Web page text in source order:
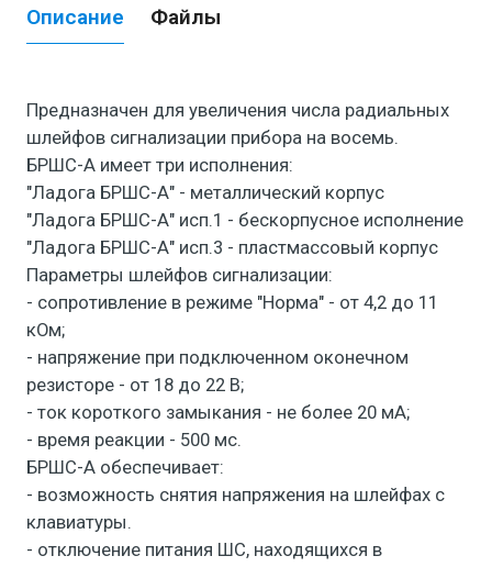
Описание Файлы
Предназначен для увеличения числа радиальных
шлейфов сигнализации прибора на восемь.
БРШС-А имеет три исполнения:
"Ладога БРШС-А" - металлический корпус
"Ладога БРШС-А" исп.1 - бескорпусное исполнение
"Ладога БРШС-А" исп.3 - пластмассовый корпус
Параметры шлейфов сигнализации:
- сопротивление в режиме "Норма" - от 4,2 до 11
кОм;
- напряжение при подключенном оконечном
резисторе - от 18 до 22 В;
- ток короткого замыкания - не более 20 мА;
- время реакции - 500 мс.
БРШС-А обеспечивает:
- возможность снятия напряжения на шлейфах с
клавиатуры.
- отключение питания ШС, находящихся в